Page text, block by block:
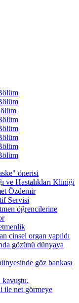
önerisi
ve Hastalıkları Kliniği
Özdemir
Servisi
öğrencilerine
cinsel organ yapıldı
gözünü dünyaya
göz bankası
kavuştu.
ile net görmeye